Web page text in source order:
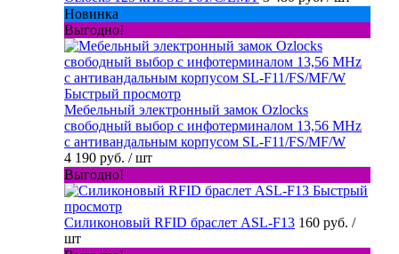
Новинка
Выгодно!
Быстрый просмотр
Мебельный электронный замок Ozlocks
свободный выбор с инфотерминалом 13,56 MHz
с антивандальным корпусом SL-F11/FS/MF/W
4 190 руб. / шт
Выгодно!
Быстрый
просмотр
Силиконовый RFID браслет ASL-F13 160 руб. /
шт